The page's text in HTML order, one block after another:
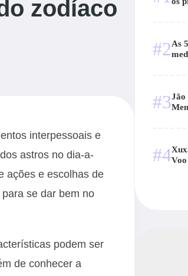
zodíaco
interpessoais e
astros no dia-a-
ações e escolhas de
se dar bem no
podem ser
de conhecer a
#2As
#3Jão
#4